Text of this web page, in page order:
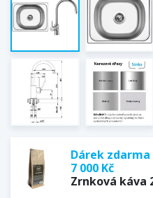
Dárek
7 000 Kč
Zrnková káva